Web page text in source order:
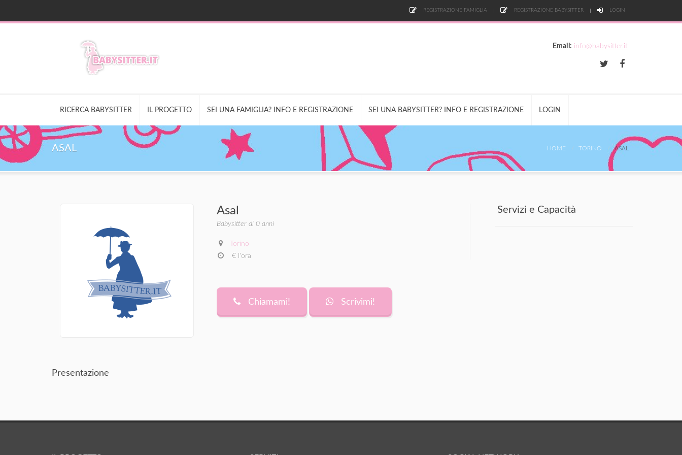
REGISTRAZIONE FAMIGLIA REGISTRAZIONE BABYSITTER LOGIN
Email: info@babysitter.it
RICERCA BABYSITTER IL PROGETTO SEI UNA FAMIGLIA? INFO E REGISTRAZIONE SEI UNA BABYSITTER? INFO E REGISTRAZIONE LOGIN
ASAL HOME TORINO ASAL
Asal
Babysitter di 0 anni
Torino
€ l'ora
Chiamami! Scrivimi!
Presentazione
Servizi e Capacità